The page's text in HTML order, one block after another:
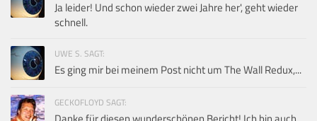
Ja leider! Und schon wieder zwei Jahre her', geht wieder
schnell.
UWE S. SAGT:
Es ging mir bei meinem Post nicht um The Wall Redux,...
GECKOFLOYD SAGT: